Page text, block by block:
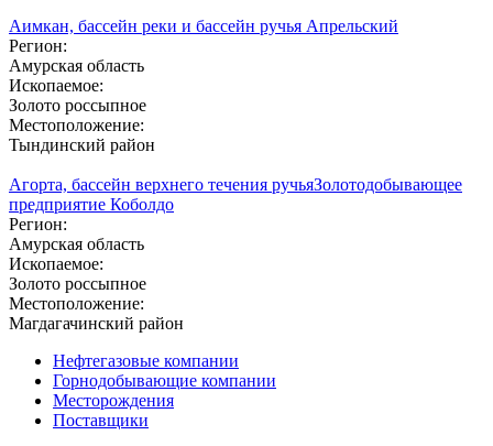
Аимкан, бассейн реки и бассейн ручья Апрельский
Регион:
Амурская область
Ископаемое:
Золото россыпное
Местоположение:
Тындинский район
Агорта, бассейн верхнего течения ручьяЗолотодобывающее
предприятие Коболдо
Регион:
Амурская область
Ископаемое:
Золото россыпное
Местоположение:
Магдагачинский район
Нефтегазовые компании
Горнодобывающие компании
Месторождения
Поставщики